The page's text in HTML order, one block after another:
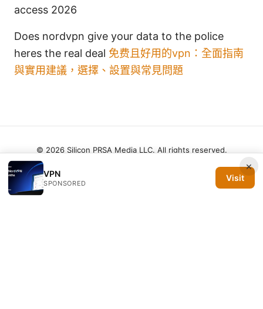
access 2026
Does nordvpn give your data to the police
heres the real deal 免费且好用的vpn：全面指南
與實用建議，選擇、設置與常見問題
×
VPN
SPONSORED
Visit
© 2026 Silicon PRSA Media LLC. All rights reserved.